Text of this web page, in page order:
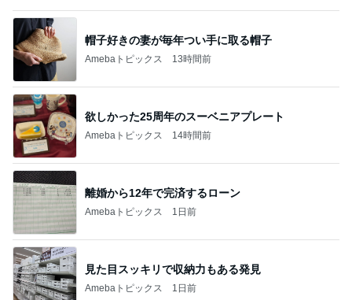
帽子好きの妻が毎年つい手に取る帽子
Amebaトピックス 13時間前
欲しかった25周年のスーベニアプレート
Amebaトピックス 14時間前
離婚から12年で完済するローン
Amebaトピックス 1日前
見た目スッキリで収納力もある発見
Amebaトピックス 1日前